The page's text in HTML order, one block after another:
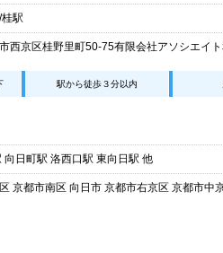
駅
西京区桂野里町50-75有限会社アソシエイ
駅から徒歩３分以内
向日町駅 洛西口駅 東向日駅 他
京都市南区 向日市 京都市右京区 京都市中